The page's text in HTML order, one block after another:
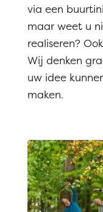
via een
maar weet u
realiseren?
Wij denken
uw idee
maken.